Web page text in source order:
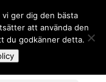
ger dig den bästa
att använda den
du godkänner detta.